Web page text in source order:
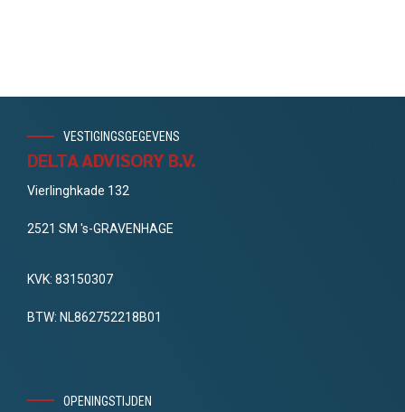
VESTIGINGSGEGEVENS
DELTA ADVISORY B.V.
Vierlinghkade 132
2521 SM 's-GRAVENHAGE
KVK: 83150307
BTW: NL862752218B01
OPENINGSTIJDEN